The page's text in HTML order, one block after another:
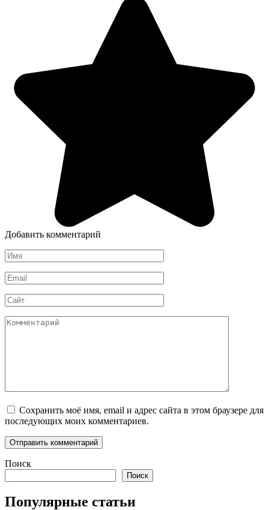
Добавить комментарий
Имя
*
Email
*
Сайт
Комментарий
Сохранить моё имя, email и адрес сайта в этом браузере для
последующих моих комментариев.
Поиск
Поиск
Популярные статьи